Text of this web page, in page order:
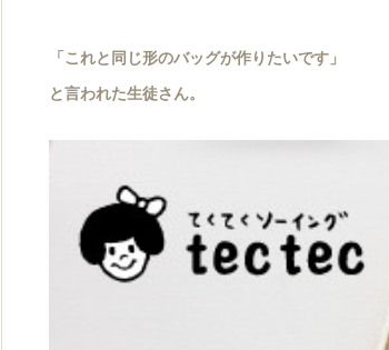
「これと同じ形のバッグが作りたいです」
と言われた生徒さん。